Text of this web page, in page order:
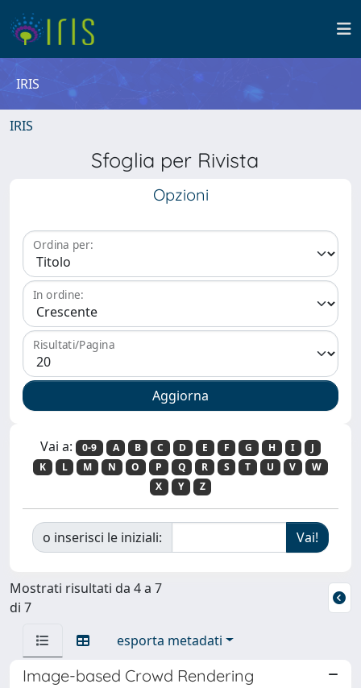
IRIS
IRIS
Sfoglia per Rivista
Opzioni
Ordina per:
In ordine:
Risultati/Pagina
Vai a: 0-9 A B C D E F G H I
J
K
L M N O P Q R S T U V
W
X
Y Z
o inserisci le iniziali:
Mostrati risultati da 4 a 7
di 7
esporta metadati
Image-based Crowd Rendering